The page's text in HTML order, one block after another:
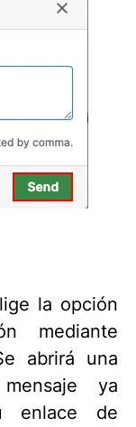
la opción
mediante
abrirá una
ya
enlace de